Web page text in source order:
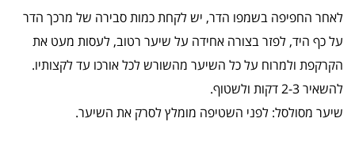
לאחר החפיפה בשמפו הדר, יש לקחת כמות סבירה של מרכך הדר
על כף היד, לפזר בצורה אחידה על שיער רטוב, לעסות מעט את
הקרקפת ולמרוח על כל השיער מהשורש לכל אורכו עד לקצותיו.
להשאיר 2-3 דקות ולשטוף.
שיער מסולסל: לפני השטיפה מומלץ לסרק את השיער.